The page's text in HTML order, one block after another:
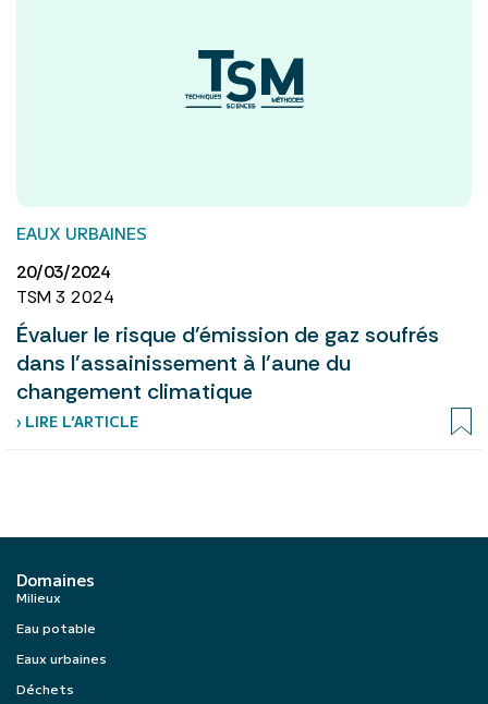
EAUX URBAINES
20/03/2024
TSM 3 2024
Évaluer le risque d’émission de gaz soufrés
dans l’assainissement à l’aune du
changement climatique
› LIRE L’ARTICLE
Domaines
Milieux
Eau potable
Eaux urbaines
Déchets